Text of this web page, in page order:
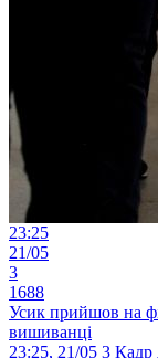
23:25
21/05
3
1688
Усик прийшов на
вишиванці
23:25, 21/05 3 Кадр